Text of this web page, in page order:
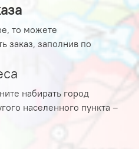
то можете
заказ, заполнив по
набирать город
населенного пункта –